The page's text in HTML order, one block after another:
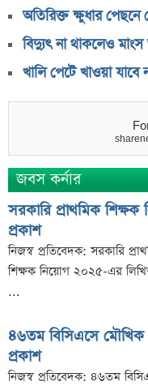
অতিরিক্ত ক্ষুধার পেছনে
বিদ্যুৎ না থাকলেও
খালি পেটে খাওয়া
জবস কর্নার
সরকারি প্রাথমিক
প্রকাশ
নিজস্ব প্রতিবেদক: সরকারি
শিক্ষক নিয়োগ ২০২৫-এর
...
৪৬তম বিসিএসে মৌখিক
প্রকাশ
নিজস্ব প্রতিবেদক: ৪৬তম